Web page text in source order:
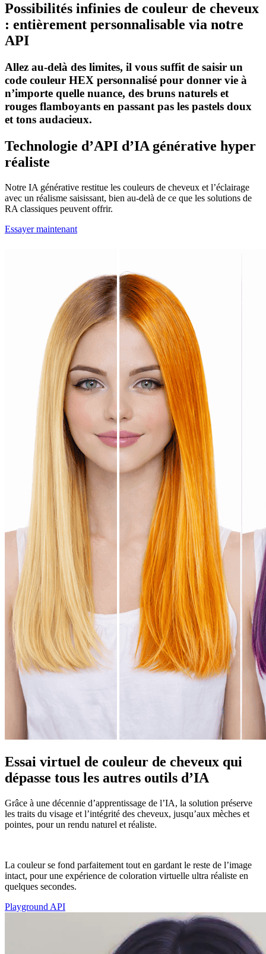
Possibilités infinies de couleur de cheveux
: entièrement personnalisable via notre
API
Allez au-delà des limites, il vous suffit de saisir un
code couleur HEX personnalisé pour donner vie à
n’importe quelle nuance, des bruns naturels et
rouges flamboyants en passant pas les pastels doux
et tons audacieux.
Technologie d’API d’IA générative hyper
réaliste
Notre IA générative restitue les couleurs de cheveux et l’éclairage
avec un réalisme saisissant, bien au‑delà de ce que les solutions de
RA classiques peuvent offrir.
Essayer maintenant
Essai virtuel de couleur de cheveux qui
dépasse tous les autres outils d’IA
Grâce à une décennie d’apprentissage de l’IA, la solution préserve
les traits du visage et l’intégrité des cheveux, jusqu’aux mèches et
pointes, pour un rendu naturel et réaliste.
La couleur se fond parfaitement tout en gardant le reste de l’image
intact, pour une expérience de coloration virtuelle ultra réaliste en
quelques secondes.
Playground API